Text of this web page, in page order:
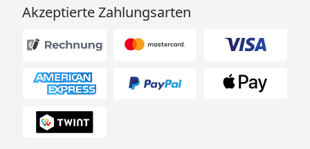
Akzeptierte Zahlungsarten